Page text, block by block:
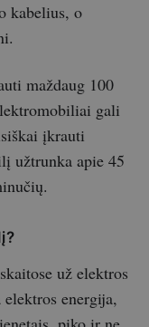
kabelius, o
maždaug 100
gali
įkrauti
užtrunka apie 45
už elektros
energija,